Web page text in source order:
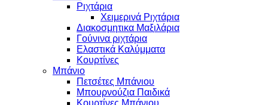
Ριχτάρια
Χειμερινά Ριχτάρια
Διακοσμητικα Μαξιλάρια
Γούνινα ριχτάρια
Ελαστικά Καλύμματα
Κουρτίνες
Μπάνιο
Πετσέτες Μπάνιου
Μπουρνούζια Παιδικά
Κουρτίνες Μπάνιου